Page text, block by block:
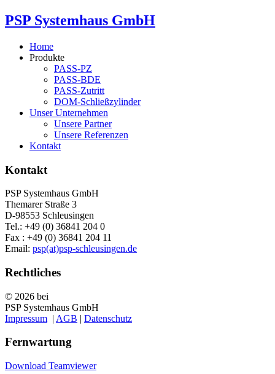
PSP Systemhaus GmbH
Home
Produkte
PASS-PZ
PASS-BDE
PASS-Zutritt
DOM-Schließzylinder
Unser Unternehmen
Unsere Partner
Unsere Referenzen
Kontakt
Kontakt
PSP Systemhaus GmbH
Themarer Straße 3
D-98553 Schleusingen
Tel.: +49 (0) 36841 204 0
Fax : +49 (0) 36841 204 11
Email: psp(at)psp-schleusingen.de
Rechtliches
© 2026 bei
PSP Systemhaus GmbH
Impressum | AGB | Datenschutz
Fernwartung
Download Teamviewer